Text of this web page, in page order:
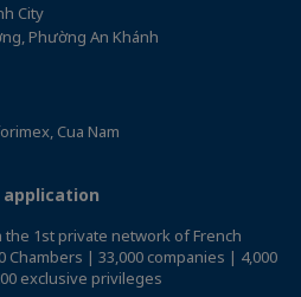
City
Phường An Khánh
Cua Nam
application
1st private network of French
Chambers | 33,000 companies | 4,000
exclusive privileges